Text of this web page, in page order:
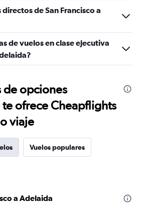
de San Francisco a
de vuelos en clase ejecutiva
de opciones
ofrece Cheapflights
viaje
Vuelos populares
a Adelaida